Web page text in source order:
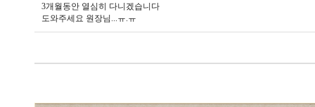
3개월동안 열심히 다니겠습니다
도와주세요 원장님...ㅠ.ㅠ